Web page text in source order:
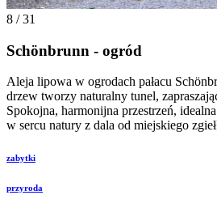
8 / 31
Schönbrunn - ogród
Aleja lipowa w ogrodach pałacu
drzew tworzy naturalny tunel,
Spokojna, harmonijna przestrzeń,
w sercu natury z dala od miejskiego
zabytki
przyroda